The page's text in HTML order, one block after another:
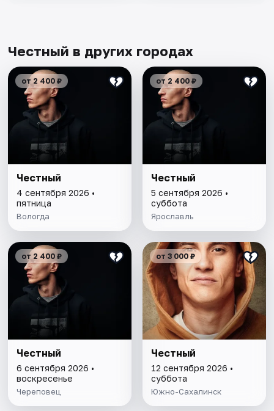
Честный в других городах
от 2 400 ₽
Честный
4 сентября 2026 •
пятница
Вологда
от 2 400 ₽
Честный
5 сентября 2026 •
суббота
Ярославль
от 2 400 ₽
Честный
6 сентября 2026 •
воскресенье
Череповец
от 3 000 ₽
Честный
12 сентября 2026 •
суббота
Южно-Сахалинск